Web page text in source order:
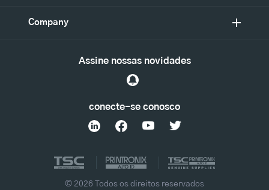
Company
conecte-se conosco
Assine nossas novidades
© 2026 Todos os direitos reservados